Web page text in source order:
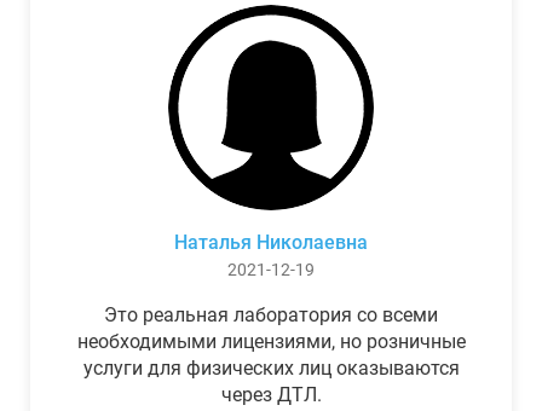
Наталья Николаевна
2021-12-19
Это реальная лаборатория со всеми
необходимыми лицензиями, но розничные
услуги для физических лиц оказываются
через ДТЛ.